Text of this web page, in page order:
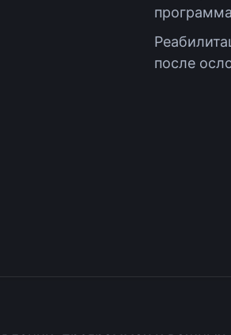
программа
после